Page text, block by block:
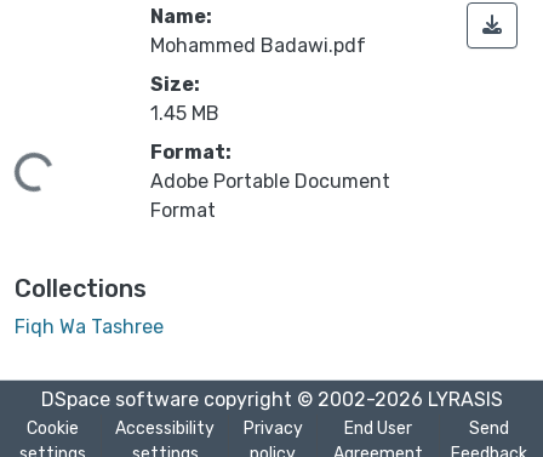
Name:
Mohammed Badawi.pdf
Size:
1.45 MB
Format:
Adobe Portable Document
Format
Collections
Fiqh Wa Tashree
DSpace softwarecopyright © 2002-2026 LYRASIS
Cookie
Accessibility
Privacy
End User
Send